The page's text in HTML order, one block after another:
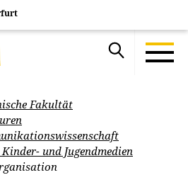
Fakultät
und Jugendmedien